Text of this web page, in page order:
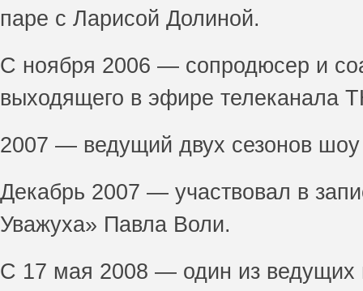
паре с Ларисой Долиной.
С ноября 2006 — сопродюсер и
выходящего в эфире телеканала
2007 — ведущий двух сезонов
Декабрь 2007 — участвовал в
Уважуха» Павла Воли.
С 17 мая 2008 — один из ведущих